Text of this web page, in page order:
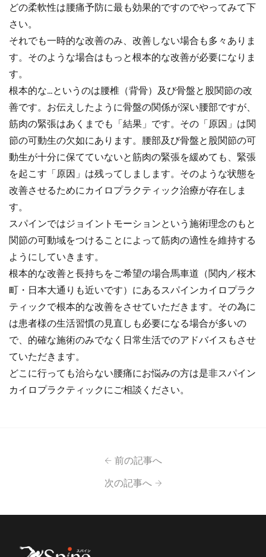
どの柔軟性は腰痛予防に最も効果的ですのでやってみて下
さい。
それでも一時的な改善のみ、改善しない場合も多々ありま
す。そのような場合はもっと根本的な改善が必要になりま
す。
根本的な…というのは腰椎（背骨）及び骨盤と股関節の改
善です。お伝えしたように骨盤の関係が深い腰部ですが、
筋肉の緊張はあくまでも「結果」です。その「原因」は関
節の可動生の欠如にあります。腰部及び骨盤と股関節の可
動生が十分に保てていないと筋肉の緊張を緩めても、緊張
を起こす「原因」は残ってしまします。そのような状態を
改善させるためにカイロプラクティック治療が存在しま
す。
スパインではジョイントモーションという施術理念のもと
関節の可動域をつけることによって筋肉の適性を維持する
ようにしていきます。
根本的な改善と長持ちをご希望の場合馬車道（関内／桜木
町・日本大通りも近いです）にあるスパインカイロプラク
ティックで根本的な改善をさせていただきます。その為に
は患者様の生活習慣の見直しも必要になる場合が多いの
で、的確な施術のみでなく日常生活でのアドバイスもさせ
ていただきます。
どこに行っても治らない腰痛にお悩みの方は是非スパイン
カイロプラクティックにご相談ください。
前の記事へ
次の記事へ